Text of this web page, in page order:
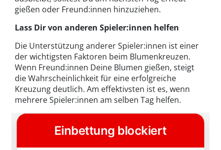
gießen oder Freund:innen hinzuziehen.
Lass Dir von anderen Spieler:innen helfen
Die Unterstützung anderer Spieler:innen ist einer
der wichtigsten Faktoren beim Blumenkreuzen.
Wenn Freund:innen Deine Blumen gießen, steigt
die Wahrscheinlichkeit für eine erfolgreiche
Kreuzung deutlich. Am effektivsten ist es, wenn
mehrere Spieler:innen am selben Tag helfen.